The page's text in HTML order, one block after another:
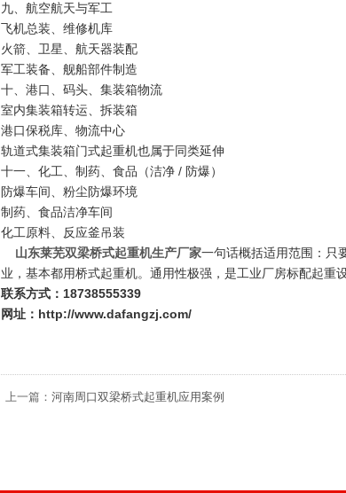
九、航空航天与军工
飞机总装、维修机库
火箭、卫星、航天器装配
军工装备、舰船部件制造
十、港口、码头、集装箱物流
室内集装箱转运、拆装箱
港口保税库、物流中心
轨道式集装箱门式起重机也属于同类延伸
十一、化工、制药、食品（洁净 / 防爆）
防爆车间、粉尘防爆环境
制药、食品洁净车间
化工原料、反应釜吊装
山东莱芜双梁桥式起重机生产厂家一句话概括适用范围：只
业，基本都用桥式起重机。通用性极强，是工业厂房标配起重设
联系方式：18738555339
网址：http://www.dafangzj.com/
上一篇： 河南周口双梁桥式起重机应用案例